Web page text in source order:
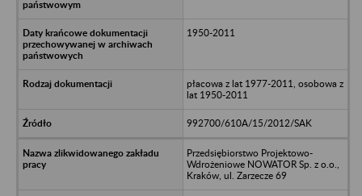
1950-2011
płacowa z lat 1977-2011, osobowa z
lat 1950-2011
992700/610A/15/2012/SAK
Przedsiębiorstwo Projektowo-
Wdrożeniowe NOWATOR Sp. z o.o.,
Kraków, ul. Zarzecze 69